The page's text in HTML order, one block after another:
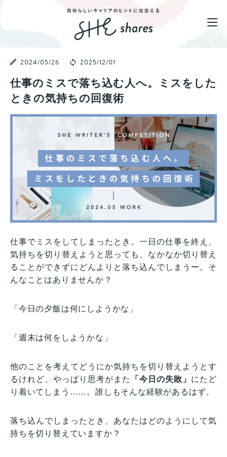
2024/05/26 2025/12/01
仕事のミスで落ち込む人へ。ミスをした
ときの気持ちの回復術
仕事でミスをしてしまったとき。一日の仕事を終え、
気持ちを切り替えようと思っても、なかなか切り替え
ることができずにどんよりと落ち込んでしまうー。そ
んなことはありませんか？
「今日の夕飯は何にしようかな」
「週末は何をしようかな」
他のことを考えてどうにか気持ちを切り替えようとす
るけれど、やっぱり思考がまた
「今日の失敗」 にたど
り着いてしまう……。誰しもそんな経験があるはず。
落ち込んでしまったとき、あなたはどのようにして気
持ちを切り替えていますか？